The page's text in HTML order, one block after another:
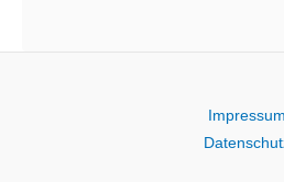
Impressum